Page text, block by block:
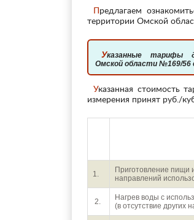
территории Омской
Указанные тарифы действуют на основании Приказа региональной энергетической комиссии
Омской области №169/56
Указанная стоимость тарифов на второе полугодие является розничной, включает НДС, а за единицу
измерения принят руб./
1.
Приготовление пищи
направлений
2.
Нагрев воды с
(в отсутствие других